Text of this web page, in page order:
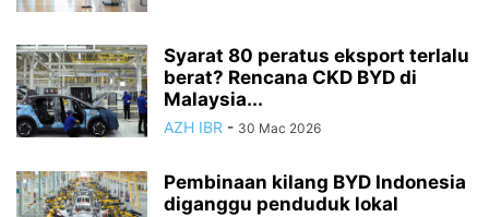
Syarat 80 peratus eksport terlalu
berat? Rencana CKD BYD di
Malaysia...
AZH IBR - 30 Mac 2026
Pembinaan kilang BYD Indonesia
diganggu penduduk lokal